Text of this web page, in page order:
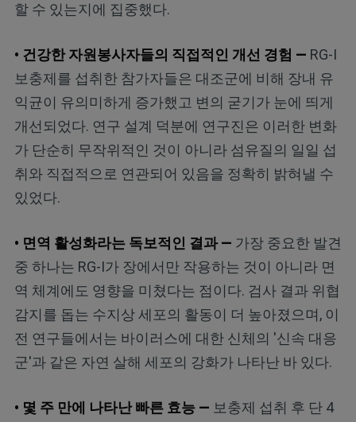
할 수 있는지에 집중했다.
• 건강한 자원봉사자들의 직접적인 개선 경험 — RG-I
보충제를 섭취한 참가자들은 대조군에 비해 장내 유
익균이 유의미하게 증가했고 변의 굳기가 눈에 띄게
개선되었다. 연구 설계 덕분에 연구진은 이러한 변화
가 단순히 무작위적인 것이 아니라 섬유질의 일일 섭
취와 직접적으로 연관되어 있음을 정확히 밝혀낼 수
있었다.
• 면역 활성화라는 독보적인 결과 — 가장 중요한 발견
중 하나는 RG-I가 장에서만 작용하는 것이 아니라 면
역 체계에도 영향을 미쳤다는 점이다. 검사 결과 위협
감지를 돕는 수지상 세포의 활동이 더 높아졌으며, 이
전 연구들에서는 바이러스에 대한 신체의 '신속 대응
군'과 같은 자연 살해 세포의 강화가 나타난 바 있다.
• 몇 주 만에 나타난 빠른 효능 — 보충제 섭취 후 단 4